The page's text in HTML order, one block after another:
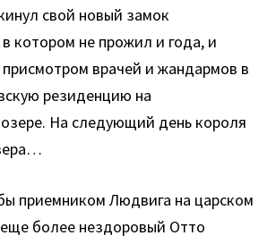
свой новый замок
котором не прожил и года, и
врачей и жандармов в
резиденцию на
На следующий день короля
приемником Людвига на царском
более нездоровый Отто